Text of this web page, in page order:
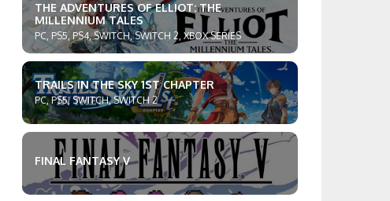
THE ADVENTURES OF ELLIOT: THE
MILLENNIUM TALES
PC, PS5, PS4, SWITCH, SWITCH 2, XBOX SERIES
TRAILS IN THE SKY 1ST CHAPTER
PC, PS5, SWITCH, SWITCH 2
FINAL FANTASY V